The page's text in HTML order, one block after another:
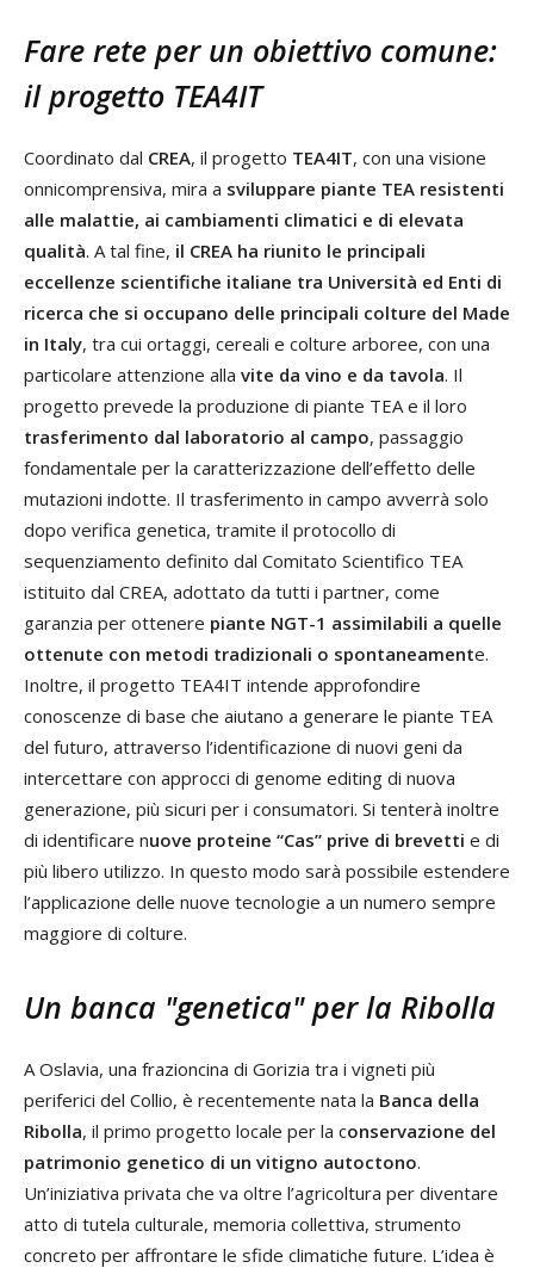
Fare rete per un obiettivo comune:
il progetto TEA4IT
Coordinato dal CREA, il progetto TEA4IT, con una visione
onnicomprensiva, mira a sviluppare piante TEA resistenti
alle malattie, ai cambiamenti climatici e di elevata
qualità. A tal fine, il CREA ha riunito le principali
eccellenze scientifiche italiane tra Università ed Enti di
ricerca che si occupano delle principali colture del Made
in Italy, tra cui ortaggi, cereali e colture arboree, con una
particolare attenzione alla vite da vino e da tavola. Il
progetto prevede la produzione di piante TEA e il loro
trasferimento dal laboratorio al campo, passaggio
fondamentale per la caratterizzazione dell’effetto delle
mutazioni indotte. Il trasferimento in campo avverrà solo
dopo verifica genetica, tramite il protocollo di
sequenziamento definito dal Comitato Scientifico TEA
istituito dal CREA, adottato da tutti i partner, come
garanzia per ottenere piante NGT-1 assimilabili a quelle
ottenute con metodi tradizionali o spontaneamente.
Inoltre, il progetto TEA4IT intende approfondire
conoscenze di base che aiutano a generare le piante TEA
del futuro, attraverso l’identificazione di nuovi geni da
intercettare con approcci di genome editing di nuova
generazione, più sicuri per i consumatori. Si tenterà inoltre
di identificare nuove proteine “Cas” prive di brevetti e di
più libero utilizzo. In questo modo sarà possibile estendere
l’applicazione delle nuove tecnologie a un numero sempre
maggiore di colture.
Un banca "genetica" per la Ribolla
A Oslavia, una frazioncina di Gorizia tra i vigneti più
periferici del Collio, è recentemente nata la Banca della
Ribolla, il primo progetto locale per la conservazione del
patrimonio genetico di un vitigno autoctono.
Un’iniziativa privata che va oltre l’agricoltura per diventare
atto di tutela culturale, memoria collettiva, strumento
concreto per affrontare le sfide climatiche future. L’idea è